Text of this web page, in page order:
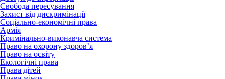
Свобода пересування
Захист від дискримінації
Соціально-економічні права
Армія
Кримінально-виконавча система
Право на охорону здоров’я
Право на освіту
Екологічні права
Права дітей